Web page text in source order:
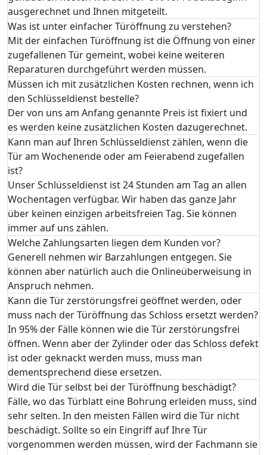
ausgerechnet und Ihnen mitgeteilt.
Was ist unter einfacher Türöffnung zu verstehen?
Mit der einfachen Türöffnung ist die Öffnung von einer
zugefallenen Tür gemeint, wobei keine weiteren
Reparaturen durchgeführt werden müssen.
Müssen ich mit zusätzlichen Kosten rechnen, wenn ich
den Schlüsseldienst bestelle?
Der von uns am Anfang genannte Preis ist fixiert und
es werden keine zusätzlichen Kosten dazugerechnet.
Kann man auf Ihren Schlüsseldienst zählen, wenn die
Tür am Wochenende oder am Feierabend zugefallen
ist?
Unser Schlüsseldienst ist 24 Stunden am Tag an allen
Wochentagen verfügbar. Wir haben das ganze Jahr
über keinen einzigen arbeitsfreien Tag. Sie können
immer auf uns zählen.
Welche Zahlungsarten liegen dem Kunden vor?
Generell nehmen wir Barzahlungen entgegen. Sie
können aber natürlich auch die Onlineüberweisung in
Anspruch nehmen.
Kann die Tür zerstörungsfrei geöffnet werden, oder
muss nach der Türöffnung das Schloss ersetzt werden?
In 95% der Fälle können wie die Tür zerstörungsfrei
öffnen. Wenn aber der Zylinder oder das Schloss defekt
ist oder geknackt werden muss, muss man
dementsprechend diese ersetzen.
Wird die Tür selbst bei der Türöffnung beschädigt?
Fälle, wo das Türblatt eine Bohrung erleiden muss, sind
sehr selten. In den meisten Fällen wird die Tür nicht
beschädigt. Sollte so ein Eingriff auf Ihre Tür
vorgenommen werden müssen, wird der Fachmann sie